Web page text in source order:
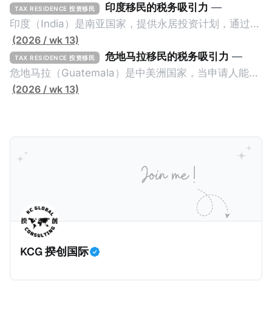
投资者签证： * 投资200万欧元意大利政府债券； * 投
资50万欧元意大利股票； * 投资25万欧元于创新初创
企业；或 * 向意大利公共利益项目捐赠100万欧元。 当
投资者在居留许可证有效期的两年内保持投资，则可以
在居留证到期日前至少60天申请续签3年。当投资者经
过五年的实际居留（每年在意大利停留270天），申请
吸引力吗？我们来看看：
TAX RESIDENCE 投资移民 印度移民的税务吸引力 —
印度（India）是南亚国家，提供永居投资计划，通过满
足特定的标准获得居留权。印度的永居投资计划要求申
请人透过外国直接投资（FDI）途径投资印度： * 申请
人必须在18个月内投资至少1亿卢比（约合773万人民
币）或36个月内投资至少2.5亿卢比（约合1933万人民
的财务能力和专业知识； * 申请人必须在印度就业务注
册公司，并提供公司注册证书和注册企业的介绍/支持信
并提供有关投资将如何为印度经济做出贡献的详细计
申请。申请人在印度居住共12年后有资格申请印度公民
身份，包括在申请前连续居住11年，短暂缺席的少数例
外。由于印度不允许双重国籍，申请人必须放弃其原始
(2026 / wk 13)
TAX RESIDENCE 投资移民 危地马拉移民的税务吸引力 —
危地马拉（Guatemala）是中美洲国家，当申请人能够
证明被动收入或养老金收入，那么可以申请永久居留计
增加300美元（折合约人民币2千）。 申请人提交材料
包括：申请表、护照、无犯罪证明，以及最后一次进入
危地马拉的证明，且材料必须公证并翻译成西班牙语。
在危地马拉居住至少五年、具备流利西班牙语、对当地
历史文化有认识，就可以入籍成为危地马拉公民。 那
么，危地马拉的税务政策有吸引力吗？我们来看看：
(2026 / wk 13)
KCG 揆创国际